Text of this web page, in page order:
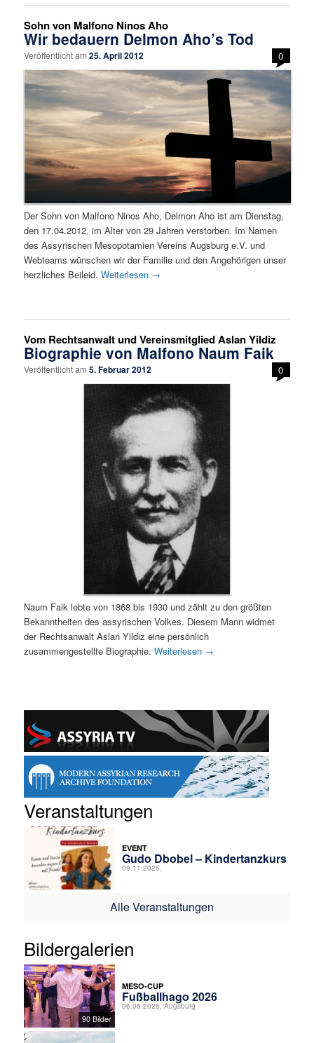
Sohn von Malfono Ninos Aho
Wir bedauern Delmon Aho’s Tod
Veröffentlicht am25. April 2012 0
Der Sohn von Malfono Ninos Aho, Delmon Aho ist am Dienstag,
den 17.04.2012, im Alter von 29 Jahren verstorben. Im Namen
des Assyrischen Mesopotamien Vereins Augsburg e.V. und
Webteams wünschen wir der Familie und den Angehörigen unser
herzliches Beileid.Weiterlesen →
Vom Rechtsanwalt und Vereinsmitglied Aslan Yildiz
Biographie von Malfono Naum Faik
Veröffentlicht am5. Februar 2012 0
Naum Faik lebte von 1868 bis 1930 und zählt zu den größten
Bekanntheiten des assyrischen Volkes. Diesem Mann widmet
der Rechtsanwalt Aslan Yildiz eine persönlich
zusammengestellte Biographie.Weiterlesen →
Veranstaltungen
EVENT
Gudo Dbobel – Kindertanzkurs
09.11.2025,
Alle Veranstaltungen
Bildergalerien
90 Bilder
MESO-CUP
Fußballhago 2026
06.06.2026, Augsburg